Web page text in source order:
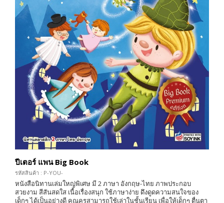
ปีเตอร์ แพน Big Book
รหัสสินค้า : P-YOU-
หนังสือนิทานเล่มใหญ่พิเศษ มี 2 ภาษา อังกฤษ-ไทย ภาพประกอบ
สวยงาม สีสันสดใส เนื้อเรื่องสนุก ใช้ภาษาง่าย ดึงดูดความสนใจของ
เด็กๆ ได้เป็นอย่างดี คุณครูสามารถใช้เล่าในชั้นเรียน เพื่อให้เด็กๆ ตื่นตา